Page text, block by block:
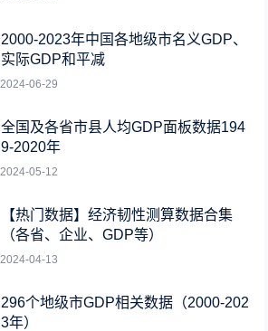
2000-2023年中国各地级市名义GDP、
实际GDP和平减
2024-06-29
全国及各省市县人均GDP面板数据194
9-2020年
2024-05-12
【热门数据】经济韧性测算数据合集
（各省、企业、GDP等）
2024-04-13
296个地级市GDP相关数据（2000-202
3年）